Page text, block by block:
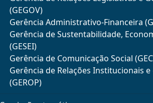
(GEGOV)
Gerência Administrativo-Financeira
Gerência de Sustentabilidade,
(GESEI)
Gerência de Comunicação Social
Gerência de Relações Institucionais
(GEROP)